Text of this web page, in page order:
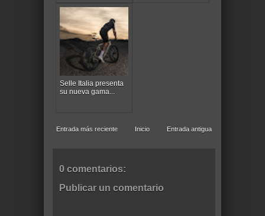
Selle Italia presenta
su nueva gama...
Entrada más reciente Entrada antigua
Inicio
0 comentarios:
Publicar un comentario